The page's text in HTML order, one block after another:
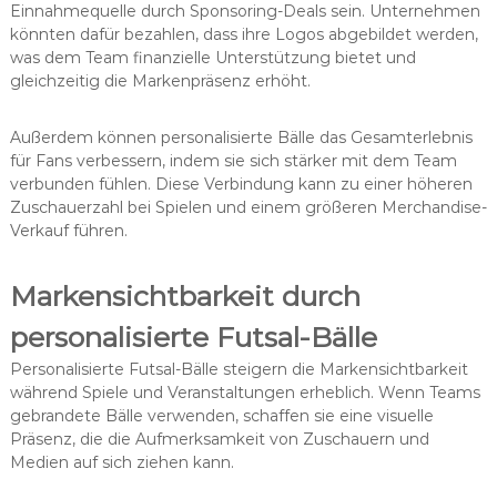
Einnahmequelle durch Sponsoring-Deals sein. Unternehmen
könnten dafür bezahlen, dass ihre Logos abgebildet werden,
was dem Team finanzielle Unterstützung bietet und
gleichzeitig die Markenpräsenz erhöht.
Außerdem können personalisierte Bälle das Gesamterlebnis
für Fans verbessern, indem sie sich stärker mit dem Team
verbunden fühlen. Diese Verbindung kann zu einer höheren
Zuschauerzahl bei Spielen und einem größeren Merchandise-
Verkauf führen.
Markensichtbarkeit durch
personalisierte Futsal-Bälle
Personalisierte Futsal-Bälle steigern die Markensichtbarkeit
während Spiele und Veranstaltungen erheblich. Wenn Teams
gebrandete Bälle verwenden, schaffen sie eine visuelle
Präsenz, die die Aufmerksamkeit von Zuschauern und
Medien auf sich ziehen kann.